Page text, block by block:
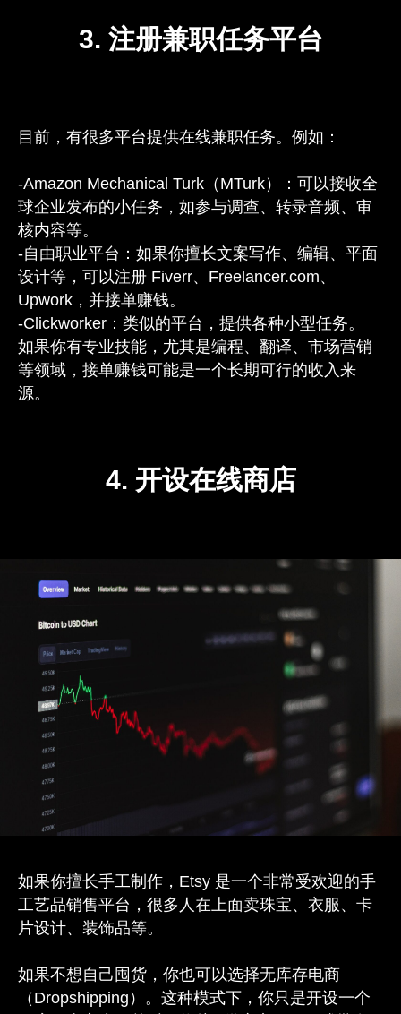
3. 注册兼职任务平台
目前，有很多平台提供在线兼职任务。例如：
-Amazon Mechanical Turk（MTurk）：可以接收全
球企业发布的小任务，如参与调查、转录音频、审
核内容等。
-自由职业平台：如果你擅长文案写作、编辑、平面
设计等，可以注册 Fiverr、Freelancer.com、
Upwork，并接单赚钱。
-Clickworker：类似的平台，提供各种小型任务。
如果你有专业技能，尤其是编程、翻译、市场营销
等领域，接单赚钱可能是一个长期可行的收入来
源。
4. 开设在线商店
如果你擅长手工制作，Etsy 是一个非常受欢迎的手
工艺品销售平台，很多人在上面卖珠宝、衣服、卡
片设计、装饰品等。
如果不想自己囤货，你也可以选择无库存电商
（Dropshipping）。这种模式下，你只是开设一个